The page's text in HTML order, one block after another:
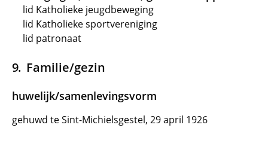
lid Katholieke jeugdbeweging
lid Katholieke sportvereniging
lid patronaat
Familie/gezin
huwelijk/samenlevingsvorm
gehuwd te Sint-Michielsgestel, 29 april 1926